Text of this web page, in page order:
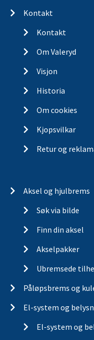
Kontakt
Kontakt
Om Valeryd
Visjon
Historia
Om cookies
Kjopsvilkar
Retur og
Aksel og hjulbrems
Søk via bilde
Finn din aksel
Akselpakker
Ubremsede
Påløpsbrems og
El-system og
El-system og